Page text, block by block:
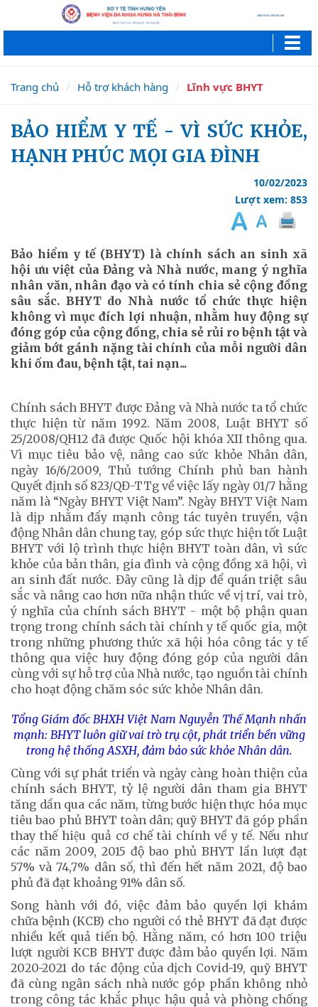
Trang chủ Hỗ trợ khách hàng Lĩnh vực BHYT
BẢO HIỂM Y TẾ - VÌ SỨC KHỎE,
HẠNH PHÚC MỌI GIA ĐÌNH
10/02/2023
Lượt xem: 853
Bảo hiểm y tế (BHYT) là chính sách an sinh xã
hội ưu việt của Đảng và Nhà nước, mang ý nghĩa
nhân văn, nhân đạo và có tính chia sẻ cộng đồng
sâu sắc. BHYT do Nhà nước tổ chức thực hiện
không vì mục đích lợi nhuận, nhằm huy động sự
đóng góp của cộng đồng, chia sẻ rủi ro bệnh tật và
giảm bớt gánh nặng tài chính của mỗi người dân
khi ốm đau, bệnh tật, tai nạn...
Chính sách BHYT được Đảng và Nhà nước ta tổ chức
thực hiện từ năm 1992. Năm 2008, Luật BHYT số
25/2008/QH12 đã được Quốc hội khóa XII thông qua.
Vì mục tiêu bảo vệ, nâng cao sức khỏe Nhân dân,
ngày 16/6/2009, Thủ tướng Chính phủ ban hành
Quyết định số 823/QĐ-TTg về việc lấy ngày 01/7 hằng
năm là “Ngày BHYT Việt Nam”. Ngày BHYT Việt Nam
là dịp nhằm đẩy mạnh công tác tuyên truyền, vận
động Nhân dân chung tay, góp sức thực hiện tốt Luật
BHYT với lộ trình thực hiện BHYT toàn dân, vì sức
khỏe của bản thân, gia đình và cộng đồng xã hội, vì
an sinh đất nước. Đây cũng là dịp để quán triệt sâu
sắc và nâng cao hơn nữa nhận thức về vị trí, vai trò,
ý nghĩa của chính sách BHYT - một bộ phận quan
trọng trong chính sách tài chính y tế quốc gia, một
trong những phương thức xã hội hóa công tác y tế
thông qua việc huy động đóng góp của người dân
cùng với sự hỗ trợ của Nhà nước, tạo nguồn tài chính
cho hoạt động chăm sóc sức khỏe Nhân dân.
Tổng Giám đốc BHXH Việt Nam Nguyễn Thế Mạnh nhấn
mạnh: BHYT luôn giữ vai trò trụ cột, phát triển bền vững
trong hệ thống ASXH, đảm bảo sức khỏe Nhân dân.
Cùng với sự phát triển và ngày càng hoàn thiện của
chính sách BHYT, tỷ lệ người dân tham gia BHYT
tăng dần qua các năm, từng bước hiện thực hóa mục
tiêu bao phủ BHYT toàn dân; quỹ BHYT đã góp phần
thay thế hiệu quả cơ chế tài chính về y tế. Nếu như
các năm 2009, 2015 độ bao phủ BHYT lần lượt đạt
57% và 74,7% dân số, thì đến hết năm 2021, độ bao
phủ đã đạt khoảng 91% dân số.
Song hành với đó, việc đảm bảo quyền lợi khám
chữa bệnh (KCB) cho người có thẻ BHYT đã đạt được
nhiều kết quả tiến bộ. Hằng năm, có hơn 100 triệu
lượt người KCB BHYT được đảm bảo quyền lợi. Năm
2020-2021 do tác động của dịch Covid-19, quỹ BHYT
đã cùng ngân sách nhà nước góp phần không nhỏ
trong công tác khắc phục hậu quả và phòng chống